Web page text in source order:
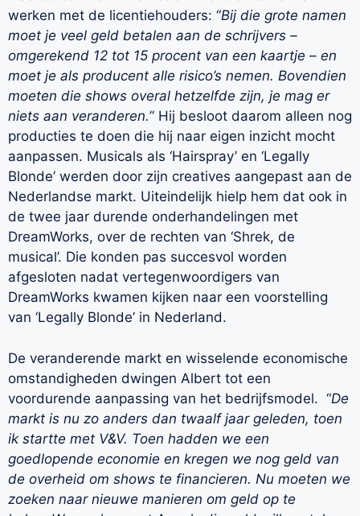
werken met de licentiehouders: “Bij die grote namen
moet je veel geld betalen aan de schrijvers –
omgerekend 12 tot 15 procent van een kaartje – en
moet je als producent alle risico’s nemen. Bovendien
moeten die shows overal hetzelfde zijn, je mag er
niets aan veranderen.” Hij besloot daarom alleen nog
producties te doen die hij naar eigen inzicht mocht
aanpassen. Musicals als ‘Hairspray’ en ‘Legally
Blonde’ werden door zijn creatives aangepast aan de
Nederlandse markt. Uiteindelijk hielp hem dat ook in
de twee jaar durende onderhandelingen met
DreamWorks, over de rechten van ‘Shrek, de
musical’. Die konden pas succesvol worden
afgesloten nadat vertegenwoordigers van
DreamWorks kwamen kijken naar een voorstelling
van ‘Legally Blonde’ in Nederland.
De veranderende markt en wisselende economische
omstandigheden dwingen Albert tot een
voordurende aanpassing van het bedrijfsmodel. “De
markt is nu zo anders dan twaalf jaar geleden, toen
ik startte met V&V. Toen hadden we een
goedlopende economie en kregen we nog geld van
de overheid om shows te financieren. Nu moeten we
zoeken naar nieuwe manieren om geld op te